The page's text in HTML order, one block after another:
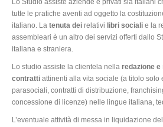
Lo Studio assiste aziende e privati sia italiani
tutte le pratiche aventi ad oggetto la
italiano. La tenuta dei relativi libri sociali e la
assembleari è un altro dei servizi offerti dallo
italiana e straniera.
Lo studio assiste la clientela nella redazione e
contratti attinenti alla vita sociale (a titolo solo
parasociali, contratti di distribuzione,
concessione di licenze) nelle lingue italiana,
L’eventuale attività di messa in liquidazione